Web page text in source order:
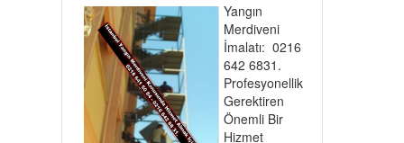
Yangın
Merdiveni
İmalatı: 0216
642 6831.
Profesyonellik
Gerektiren
Önemli Bir
Hizmet